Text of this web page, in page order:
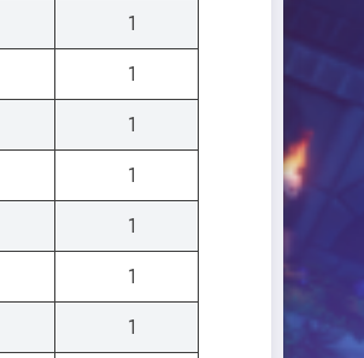
1
1
1
1
1
1
1